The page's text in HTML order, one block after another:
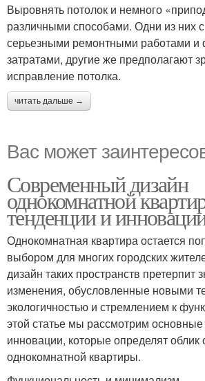
Выровнять потолок и немного
различными способами. Одни из них
серьезными ремонтными работами
затратами, другие же предполагают
исправление потолка.
читать дальше →
Вас может
Современный дизайн
однокомнатной
тенденции и
Однокомнатная квартира остается
выбором для многих городских
дизайн таких пространств претерпит
изменения, обусловленные новыми
экологичностью и стремлением к
этой статье мы рассмотрим
инновации, которые определят
однокомнатной квартиры.